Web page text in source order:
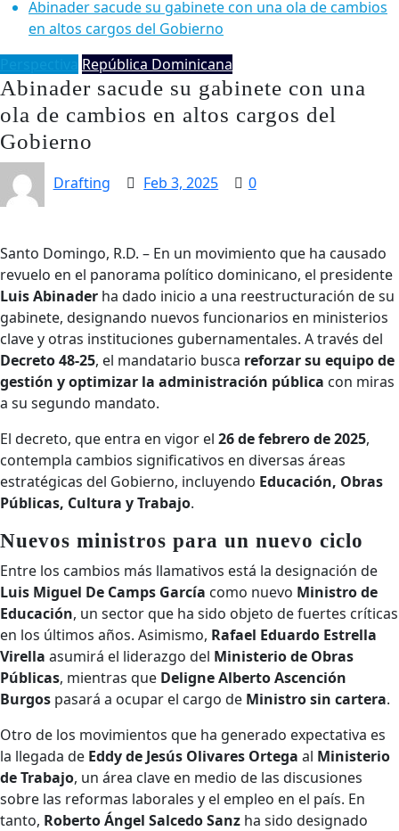
Abinader sacude su gabinete con una ola de cambios
en altos cargos del Gobierno
República Dominicana
Abinader sacude su gabinete con una
ola de cambios en altos cargos del
Gobierno
Drafting Feb 3, 2025 0
Santo Domingo, R.D. – En un movimiento que ha causado
revuelo en el panorama político dominicano, el presidente
Luis Abinader ha dado inicio a una reestructuración de su
gabinete, designando nuevos funcionarios en ministerios
clave y otras instituciones gubernamentales. A través del
Decreto 48-25, el mandatario busca reforzar su equipo de
gestión y optimizar la administración pública con miras
a su segundo mandato.
El decreto, que entra en vigor el 26 de febrero de 2025,
contempla cambios significativos en diversas áreas
estratégicas del Gobierno, incluyendo Educación, Obras
Públicas, Cultura y Trabajo.
Nuevos ministros para un nuevo ciclo
Entre los cambios más llamativos está la designación de
Luis Miguel De Camps García como nuevo Ministro de
Educación, un sector que ha sido objeto de fuertes críticas
en los últimos años. Asimismo, Rafael Eduardo Estrella
Virella asumirá el liderazgo del Ministerio de Obras
Públicas, mientras que Deligne Alberto Ascención
Burgos pasará a ocupar el cargo de Ministro sin cartera.
Otro de los movimientos que ha generado expectativa es
la llegada de Eddy de Jesús Olivares Ortega al Ministerio
de Trabajo, un área clave en medio de las discusiones
sobre las reformas laborales y el empleo en el país. En
tanto, Roberto Ángel Salcedo Sanz ha sido designado